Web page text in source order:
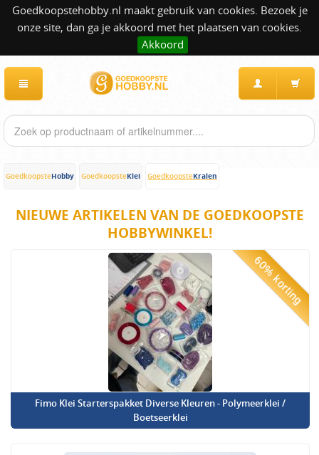
Goedkoopstehobby.nl maakt gebruik van cookies. Bezoek je
onze site, dan ga je akkoord met het plaatsen van cookies.
Akkoord
GoedkoopsteHobby GoedkoopsteKlei GoedkoopsteKralen
NIEUWE ARTIKELEN VAN DE GOEDKOOPSTE
HOBBYWINKEL!
60% korting
Fimo Klei Starterspakket Diverse Kleuren - Polymeerklei /
Boetseerklei